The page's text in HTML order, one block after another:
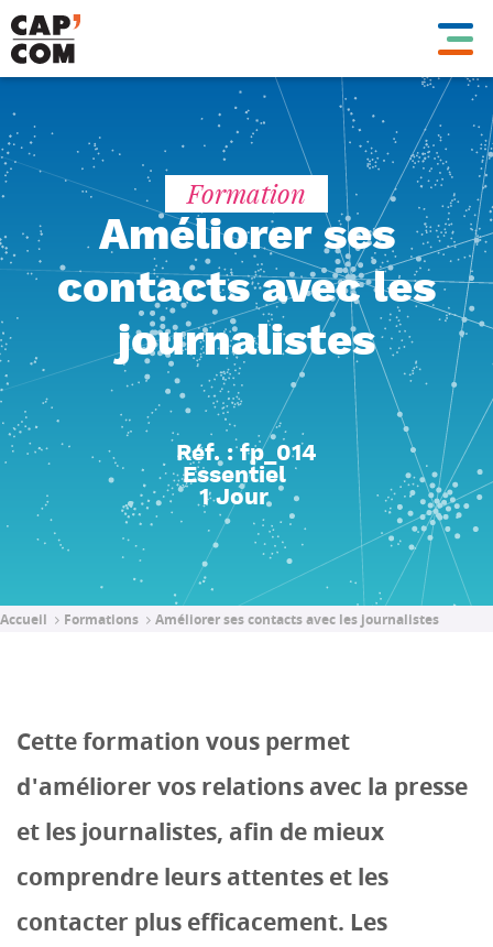
Aller
au
contenu
principal
Formation
Améliorer ses
contacts avec les
journalistes
Réf. : fp_014
Essentiel
1 Jour
Accueil Formations Améliorer ses contacts avec les journalistes
Cette formation vous permet
d'améliorer vos relations avec la presse
et les journalistes, afin de mieux
comprendre leurs attentes et les
contacter plus efficacement. Les